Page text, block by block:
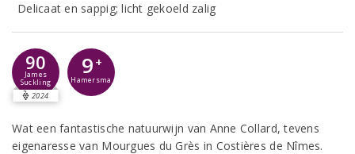
Delicaat en sappig; licht gekoeld zalig
90
James
Suckling
2024
9 +
Hamersma
Wat een fantastische natuurwijn van Anne Collard, tevens
eigenaresse van Mourgues du Grès in Costières de Nîmes.